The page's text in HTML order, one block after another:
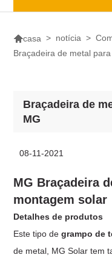
casa > notícia >
Braçadeira de metal
Braçadeira de
MG
08-11-2021
MG Braçadeira
montagem solar
Detalhes de produtos
Este tipo degrampo de
de metal, MG Solar tem